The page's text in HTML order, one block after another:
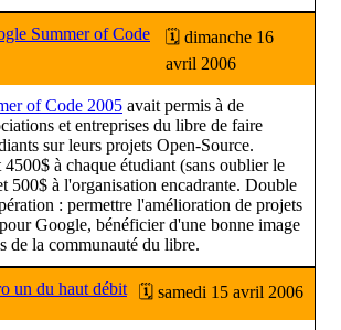
Summer of Code
🗓 dimanche 16
avril 2006
of Code 2005 avait permis à de
et entreprises du libre de faire
sur leurs projets Open-Source.
à chaque étudiant (sans oublier le
500$ à l'organisation encadrante. Double
: permettre l'amélioration de projets
Google, bénéficier d'une bonne image
de la communauté du libre.
un du haut débit 🗓 samedi 15 avril 2006